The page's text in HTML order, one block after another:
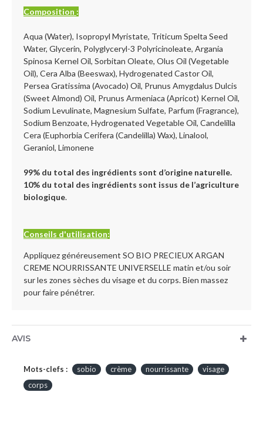
Composition :
Aqua (Water), Isopropyl Myristate, Triticum Spelta Seed
Water, Glycerin, Polyglyceryl-3 Polyricinoleate, Argania
Spinosa Kernel Oil, Sorbitan Oleate, Olus Oil (Vegetable
Oil), Cera Alba (Beeswax), Hydrogenated Castor Oil,
Persea Gratissima (Avocado) Oil, Prunus Amygdalus Dulcis
(Sweet Almond) Oil, Prunus Armeniaca (Apricot) Kernel Oil,
Sodium Levulinate, Magnesium Sulfate, Parfum (Fragrance),
Sodium Benzoate, Hydrogenated Vegetable Oil, Candelilla
Cera (Euphorbia Cerifera (Candelilla) Wax), Linalool,
Geraniol, Limonene
99% du total des ingrédients sont d’origine naturelle.
10% du total des ingrédients sont issus de l’agriculture
biologique.
Conseils d'utilisation:
Appliquez généreusement SO BIO PRECIEUX ARGAN
CREME NOURRISSANTE UNIVERSELLE matin et/ou soir
sur les zones sèches du visage et du corps. Bien massez
pour faire pénétrer.
AVIS
Mots-clefs : sobio crème nourrissante
visage
corps